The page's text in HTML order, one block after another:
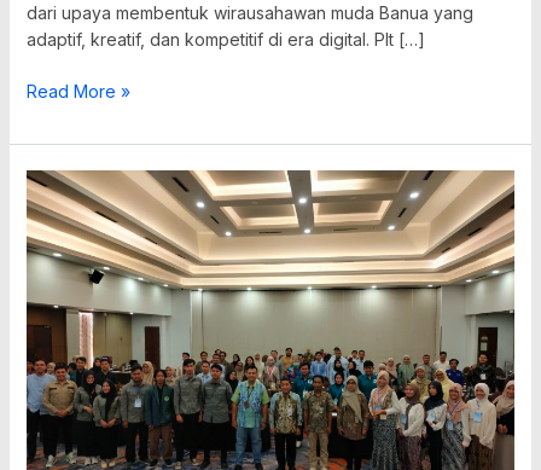
dari upaya membentuk wirausahawan muda Banua yang
adaptif, kreatif, dan kompetitif di era digital. Plt […]
Read More »
Dispora
Kalsel
Fasilitasi
Forum
OKP
untuk
Perkuat
Kolaborasi
Pemuda